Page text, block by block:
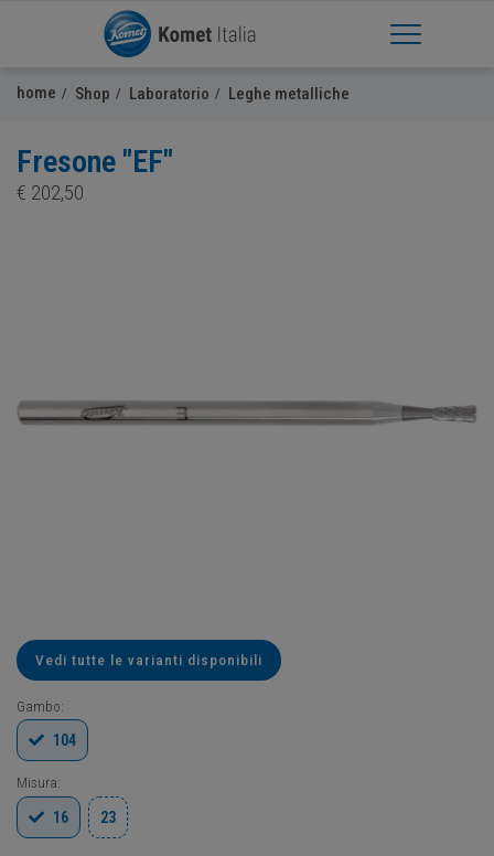
Apri Menu
home Shop Laboratorio Leghe metalliche
Fresone "EF"
€ 202,50
Vedi tutte le varianti disponibili
Gambo:
104
Misura:
16
23